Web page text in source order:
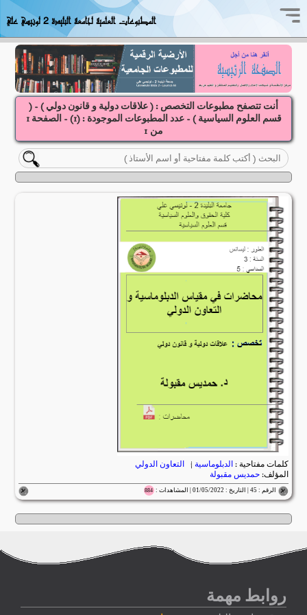
المطبوعات العلمية لجامعة البليدة 2 لونيسي علي
أنت تتصفح مطبوعات التخصص : ( علاقات دولية و قانون دولي ) - (
قسم العلوم السياسية ) - عدد المطبوعات الموجودة : (1) - الصفحة1
من 1
كلمات مفتاحية : الدبلوماسية | التعاون الدولي
المؤلف:حمديس مقبولة
الرقم : 45 | التاريخ : 01/05/2022 | المشاهدات : 884
روابط مهمة